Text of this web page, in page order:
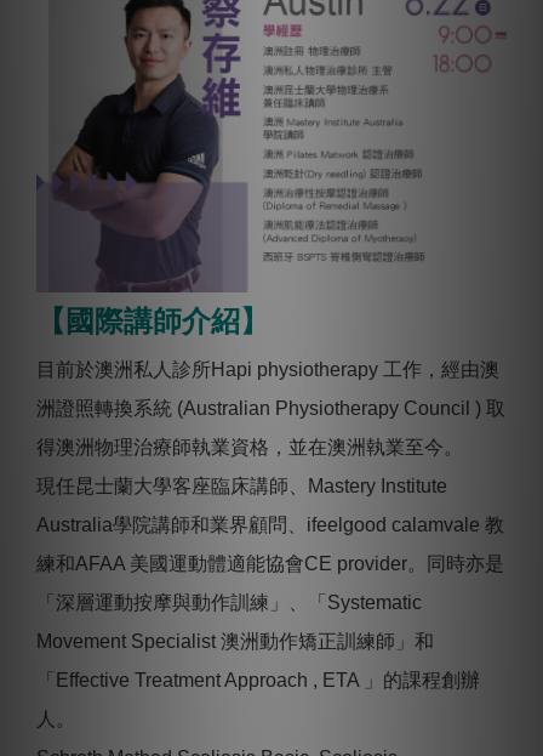
【國際講師介紹】
目前於澳洲私人診所Hapi physiotherapy 工作，經由澳
洲證照轉換系統 (Australian Physiotherapy Council ) 取
得澳洲物理治療師執業資格，並在澳洲執業至今。
現任昆士蘭大學客座臨床講師、Mastery Institute
Australia學院講師和業界顧問、ifeelgood calamvale 教
練和AFAA 美國運動體適能協會CE provider。同時亦是
「深層運動按摩與動作訓練」、「Systematic
Movement Specialist 澳洲動作矯正訓練師」和
「Effective Treatment Approach , ETA 」的課程創辦
人。